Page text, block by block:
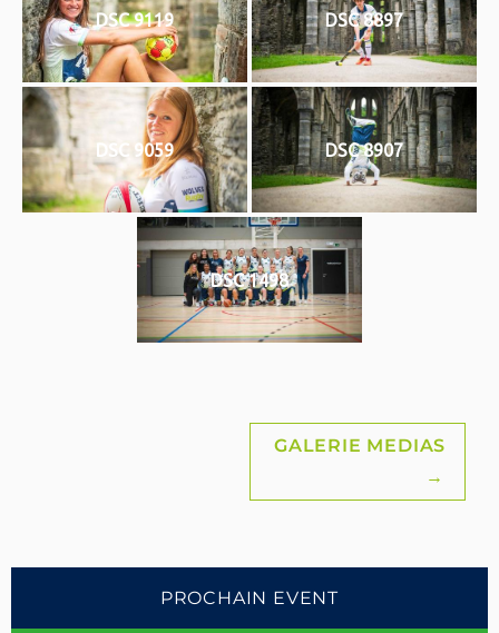
DSC 9119 DSC 8897
DSC 9059 DSC 8907
DSC 1498
GALERIE MEDIAS
→
PROCHAIN EVENT